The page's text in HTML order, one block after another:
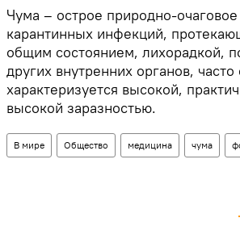
Чума – острое природно-
карантинных инфекций,
общим состоянием, лихорадкой,
других внутренних органов,
характеризуется высокой,
высокой заразностью.
В мире Общество медицина чума